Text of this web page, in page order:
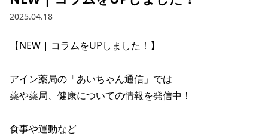
2025.04.18
【NEW | コラムをUPしました！】
アイン薬局の「あいちゃん通信」では
薬や薬局、健康についての情報を発信中！
食事や運動など